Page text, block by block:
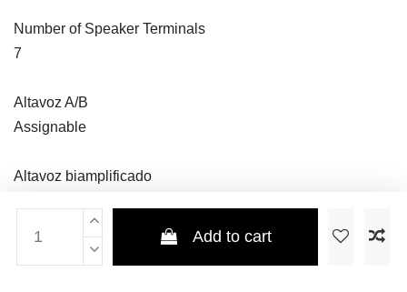
Add to cart
Number of Speaker Terminals
7
Altavoz A/B
Assignable
Altavoz biamplificado
Multi-Room Speaker Terminal